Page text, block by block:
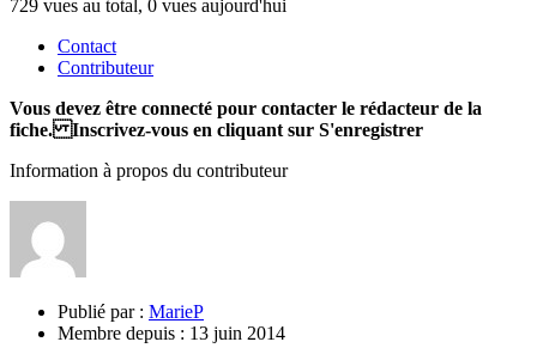
729 vues au total, 0 vues aujourd'hui
Contact
Contributeur
Vous devez être connecté pour contacter le rédacteur de la
fiche. Inscrivez-vous en cliquant sur S'enregistrer
Information à propos du contributeur
Publié par : MarieP
Membre depuis : 13 juin 2014